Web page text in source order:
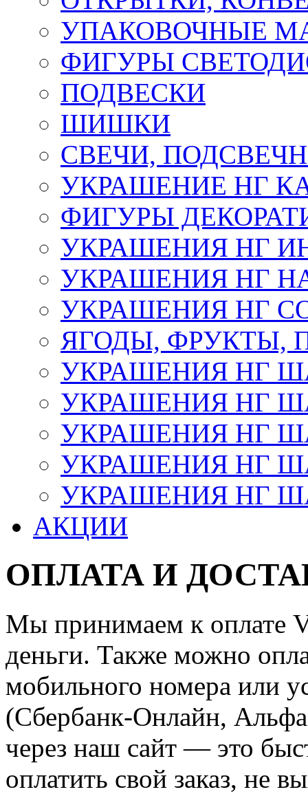
УПАКОВОЧНЫЕ
ФИГУРЫ
ПОДВЕСКИ
ШИШКИ
СВЕЧИ,
УКРАШЕНИЕ НГ
ФИГУРЫ
УКРАШЕНИЯ НГ
УКРАШЕНИЯ НГ
УКРАШЕНИЯ НГ
ЯГОДЫ, ФРУКТЫ,
УКРАШЕНИЯ НГ
УКРАШЕНИЯ НГ
УКРАШЕНИЯ НГ
УКРАШЕНИЯ НГ
УКРАШЕНИЯ НГ
АКЦИИ
ОПЛАТА И
Мы принимаем к оплате
деньги. Также можно
мобильного номера или
(Сбербанк-Онлайн,
через наш сайт — это
оплатить свой заказ, не